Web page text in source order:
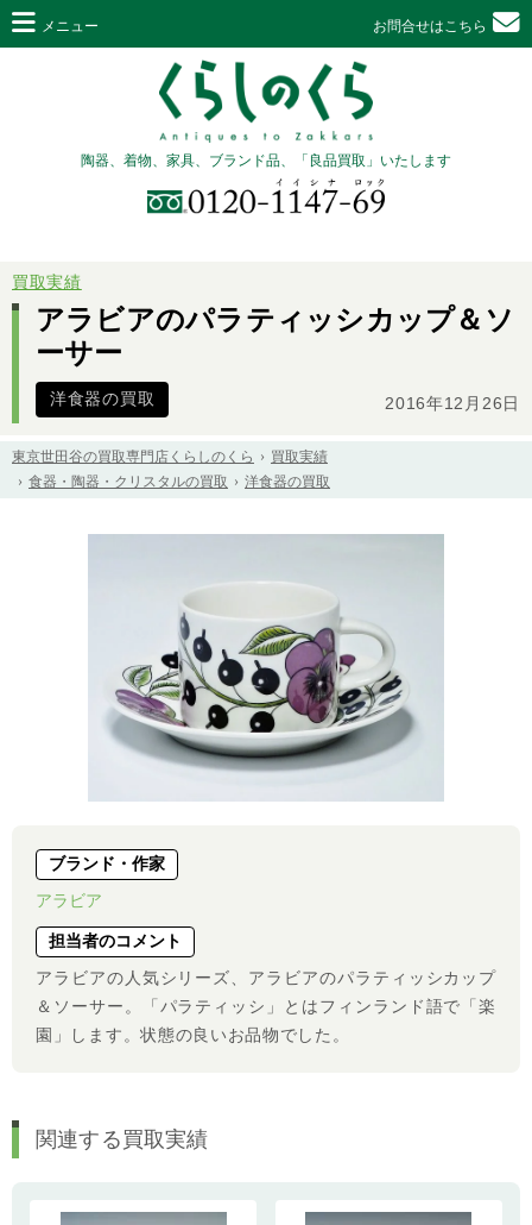
メニュー お問合せはこちら
陶器、着物、家具、ブランド品、「良品買取」いたします
買取実績
アラビアのパラティッシカップ＆ソ
ーサー
洋食器の買取 2016年12月26日
東京世田谷の買取専門店くらしのくら
買取実績
食器・陶器・クリスタルの買取
洋食器の買取
ブランド・作家
アラビア
担当者のコメント
アラビアの人気シリーズ、アラビアのパラティッシカップ
＆ソーサー。「パラティッシ」とはフィンランド語で「楽
園」します。状態の良いお品物でした。
関連する買取実績